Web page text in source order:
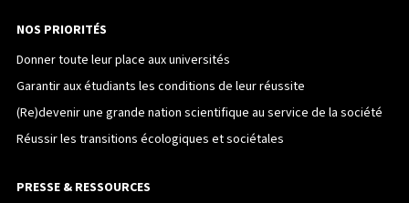
NOS PRIORITÉS
Donner toute leur place aux universités
Garantir aux étudiants les conditions de leur réussite
(Re)devenir une grande nation scientifique au service de la société
Réussir les transitions écologiques et sociétales
PRESSE & RESSOURCES